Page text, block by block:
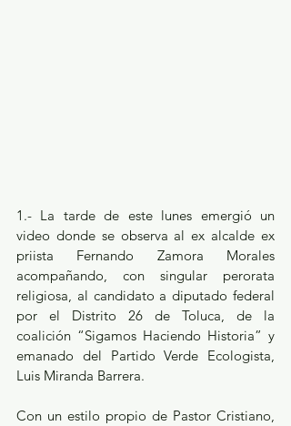
1.- La tarde de este lunes emergió un
video donde se observa al ex alcalde ex
priista Fernando Zamora Morales
acompañando, con singular perorata
religiosa, al candidato a diputado federal
por el Distrito 26 de Toluca, de la
coalición “Sigamos Haciendo Historia” y
emanado del Partido Verde Ecologista,
Luis Miranda Barrera.
Con un estilo propio de Pastor Cristiano,